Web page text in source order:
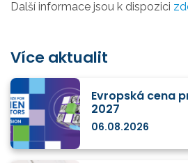
Další informace jsou k dispozici
Více aktualit
Evropská cena
2027
06.08.2026